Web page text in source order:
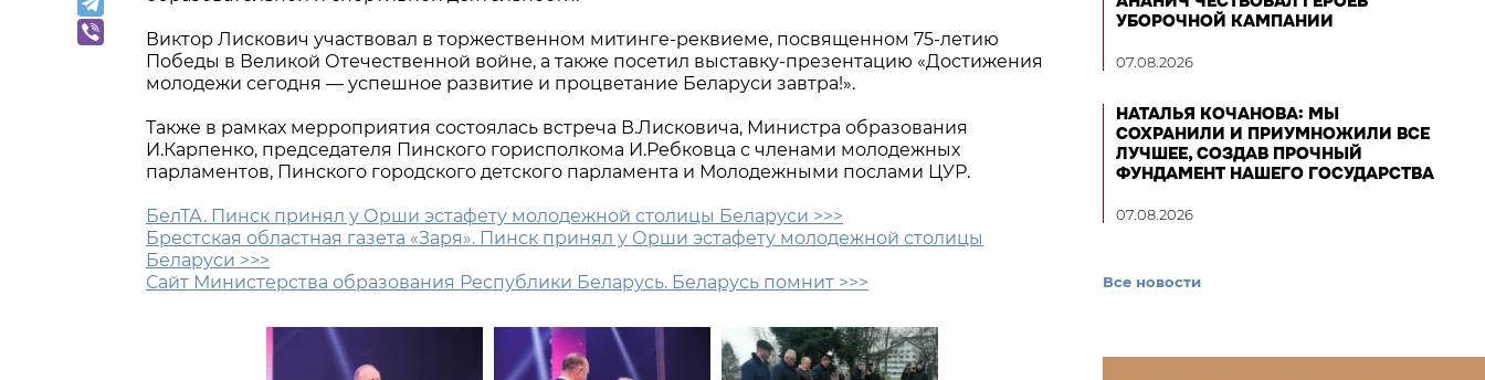
Виктор Лискович участвовал в торжественном митинге-реквиеме, посвященном 75-летию
Победы в Великой Отечественной войне, а также посетил выставку-презентацию «Достижения
молодежи сегодня — успешное развитие и процветание Беларуси завтра!».
Также в рамках мерроприятия состоялась встреча В.Лисковича, Министра образования
И.Карпенко, председателя Пинского горисполкома И.Ребковца с членами молодежных
парламентов, Пинского городского детского парламента и Молодежными послами ЦУР.
БелТА. Пинск принял у Орши эстафету молодежной столицы Беларуси >>>
Брестская областная газета «Заря». Пинск принял у Орши эстафету молодежной столицы
Беларуси >>>
Сайт Министерства образования Республики Беларусь. Беларусь помнит >>>
УБОРОЧНОЙ КАМПАНИИ
07.08.2026
НАТАЛЬЯ КОЧАНОВА: МЫ
СОХРАНИЛИ И ПРИУМНОЖИЛИ ВСЕ
ЛУЧШЕЕ, СОЗДАВ ПРОЧНЫЙ
ФУНДАМЕНТ НАШЕГО ГОСУДАРСТВА
07.08.2026
Все новости